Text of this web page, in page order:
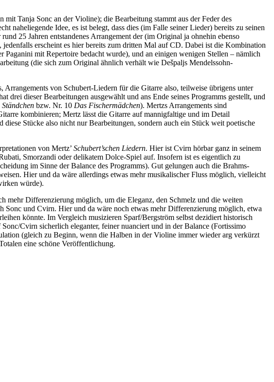
Tanja Sonc an der Violine); die Bearbeitung stammt aus der Feder des
naheliegende Idee, es ist belegt, dass dies (im Falle seiner Lieder) bereits zu seinen
25 Jahren entstandenes Arrangement der (im Original ja ohnehin ebenso
erscheint es hier bereits zum dritten Mal auf CD. Dabei ist die Kombination
mit Repertoire bedacht wurde), und an einigen wenigen Stellen – nämlich
(die sich zum Original ähnlich verhält wie Dešpaljs Mendelssohn-
Arrangements von Schubert-Liedern für die Gitarre also, teilweise übrigens unter
drei dieser Bearbeitungen ausgewählt und ans Ende seines Programms gestellt, und
Ständchen bzw. Nr. 10 Das Fischermädchen). Mertzs Arrangements sind
kombinieren; Mertz lässt die Gitarre auf mannigfaltige und im Detail
Stücke also nicht nur Bearbeitungen, sondern auch ein Stück weit poetische
von Mertz’ Schubert’schen Liedern. Hier ist Cvirn hörbar ganz in seinem
Smorzandi oder delikatem Dolce-Spiel auf. Insofern ist es eigentlich zu
im Sinne der Balance des Programms). Gut gelungen auch die Brahms-
Hier und da wäre allerdings etwas mehr musikalischer Fluss möglich, vielleicht
würde).
mehr Differenzierung möglich, um die Eleganz, den Schmelz und die weiten
Sonc und Cvirn. Hier und da wäre noch etwas mehr Differenzierung möglich, etwa
könnte. Im Vergleich musizieren Sparf/Bergström selbst dezidiert historisch
Cvirn sicherlich eleganter, feiner nuanciert und in der Balance (Fortissimo
(gleich zu Beginn, wenn die Halben in der Violine immer wieder arg verkürzt
eine schöne Veröffentlichung.